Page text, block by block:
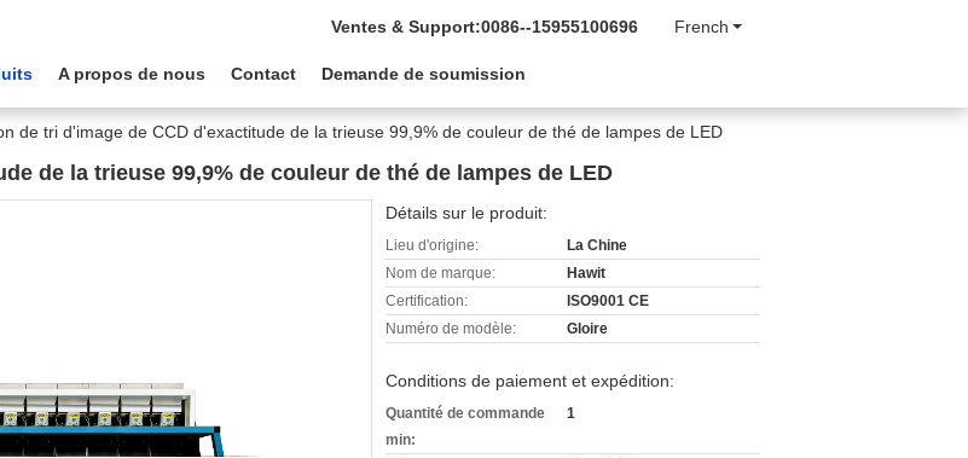
French
Ventes & Support:0086--15955100696
A propos de nous Contact Demande de soumission
de tri d'image de CCD d'exactitude de la trieuse 99,9% de couleur de thé de lampes de LED
de la trieuse 99,9% de couleur de thé de lampes de LED
Détails sur le produit:
Lieu d'origine:
La Chine
Nom de marque:
Hawit
Certification:
ISO9001 CE
Numéro de modèle:
Gloire
Conditions de paiement et expédition:
Quantité de commande
min:
1